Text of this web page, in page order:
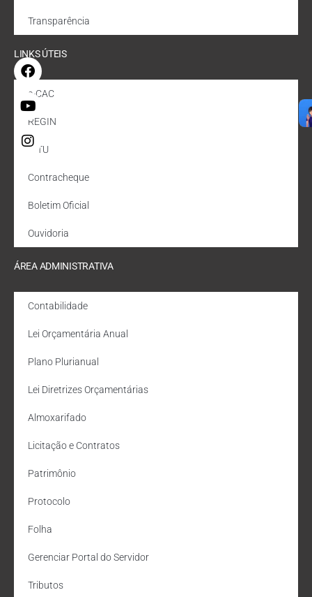
Transparência
LINKS ÚTEIS
e-CAC
REGIN
IPTU
Contracheque
Boletim Oficial
Ouvidoria
ÁREA ADMINISTRATIVA
Contabilidade
Lei Orçamentária Anual
Plano Plurianual
Lei Diretrizes Orçamentárias
Almoxarifado
Licitação e Contratos
Patrimônio
Protocolo
Folha
Gerenciar Portal do Servidor
Tributos